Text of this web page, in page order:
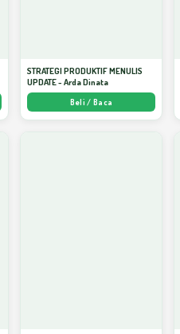
STRATEGI PRODUKTIF MENULIS
UPDATE - Arda Dinata
Beli / Baca